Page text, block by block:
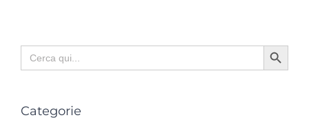
Search
for:
Search Button
Categorie